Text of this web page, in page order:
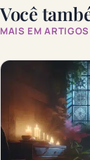
Você
MAIS EM ARTIGOS